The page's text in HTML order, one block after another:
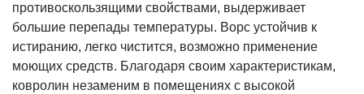
противоскользящими свойствами, выдерживает
большие перепады температуры. Ворс устойчив к
истиранию, легко чистится, возможно применение
моющих средств. Благодаря своим характеристикам,
ковролин незаменим в помещениях с высокой